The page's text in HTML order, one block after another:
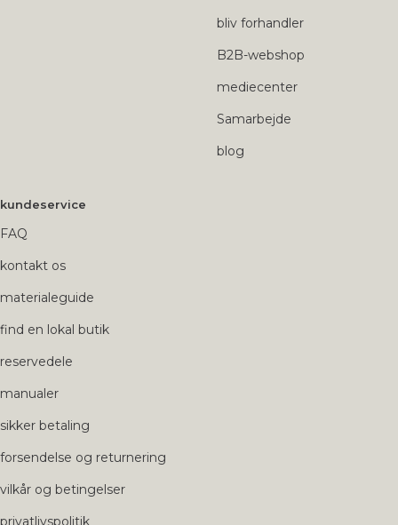
bliv forhandler
B2B-webshop
mediecenter
Samarbejde
blog
kundeservice
FAQ
kontakt os
materialeguide
find en lokal butik
reservedele
manualer
sikker betaling
forsendelse og returnering
vilkår og betingelser
privatlivspolitik